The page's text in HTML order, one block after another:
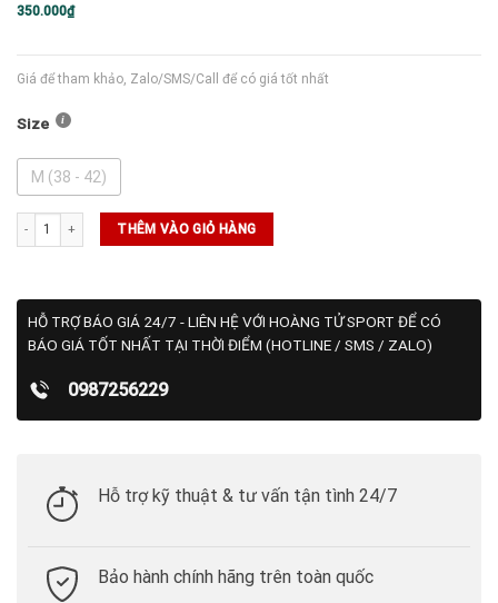
350.000₫
Giá để tham khảo, Zalo/SMS/Call để có giá tốt nhất
Size
M (38 - 42)
Tất Wilson Crew Logo Sock số lượng
THÊM VÀO GIỎ HÀNG
HỖ TRỢ BÁO GIÁ 24/7 - LIÊN HỆ VỚI HOÀNG TỬ SPORT ĐỂ CÓ
BÁO GIÁ TỐT NHẤT TẠI THỜI ĐIỂM (HOTLINE / SMS / ZALO)
0987256229
Hỗ trợ kỹ thuật & tư vấn tận tình 24/7
Bảo hành chính hãng trên toàn quốc